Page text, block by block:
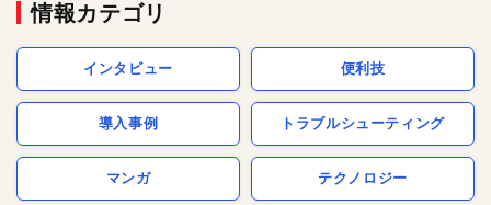
情報カテゴリ
インタビュー 便利技
導入事例 トラブルシューティング
マンガ テクノロジー